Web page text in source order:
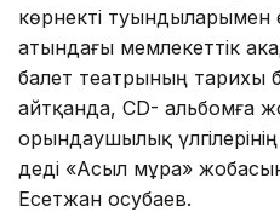
көрнекті туындыларымен
атындағы мемлекеттік
балет театрының тарихы
айтқанда, СD- альбомға
орындаушылық
деді «Асыл мұра»
Есетжан Қосубаев.